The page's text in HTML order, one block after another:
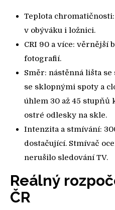
Teplota
v obýváku i ložnici.
CRI 90 a více: věrnější
fotografií.
Směr: nástěnná lišta
se sklopnými spoty a
úhlem 30 až 45 stupňů
ostré odlesky na skle.
Intenzita a stmívání:
dostačující. Stmívač
nerušilo sledování TV.
Reálný
ČR